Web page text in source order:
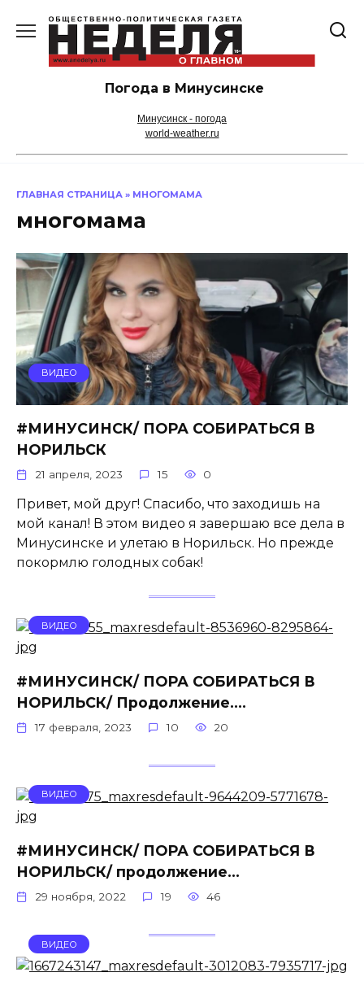
содержанию
Погода в Минусинске
Минусинск - погода
world-weather.ru
ГЛАВНАЯ СТРАНИЦА » МНОГОМАМА
многомама
ВИДЕО
#МИНУСИНСК/ ПОРА СОБИРАТЬСЯ В
НОРИЛЬСК
21 апреля, 2023 15 0
Привет, мой друг! Спасибо, что заходишь на
мой канал! В этом видео я завершаю все дела в
Минусинске и улетаю в Норильск. Но прежде
покормлю голодных собак!
ВИДЕО
#МИНУСИНСК/ ПОРА СОБИРАТЬСЯ В
НОРИЛЬСК/ Продолжение….
17 февраля, 2023 10 20
ВИДЕО
#МИНУСИНСК/ ПОРА СОБИРАТЬСЯ В
НОРИЛЬСК/ продолжение…
29 ноября, 2022 19 46
ВИДЕО